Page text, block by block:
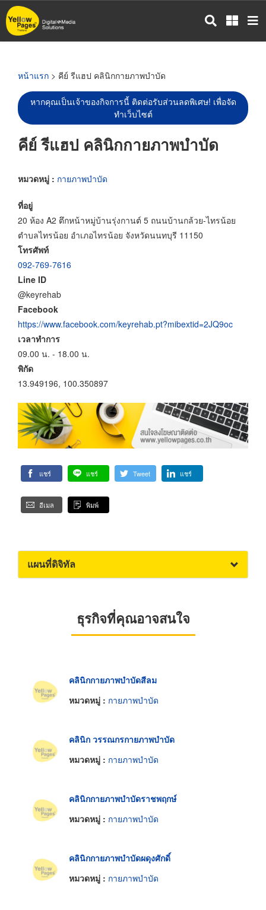
ข้าม
ไป
หน้าแรก > คีย์ รีแฮป คลินิกกายภาพบำบัด
หากคุณเป็นเจ้าของกิจการนี้ ติดต่อรับส่วนลดพิเศษ! เพื่อจัด
ทำเว็บไซต์
คีย์ รีแฮป คลินิกกายภาพบำบัด
หมวดหมู่ : กายภาพบำบัด
ที่อยู่
20 ห้อง A2 ตึกหน้าหมู่บ้านรุ่งกานต์ 5 ถนนบ้านกล้วย-ไทรน้อย
ตำบลไทรน้อย อำเภอไทรน้อย จังหวัดนนทบุรี 11150
โทรศัพท์
092-769-7616
Line ID
@keyrehab
Facebook
https://www.facebook.com/keyrehab.pt?mibextid=2JQ9oc
เวลาทำการ
09.00 น. - 18.00 น.
พิกัด
13.949196, 100.350897
แชร์ แชร์ Tweet แชร์
อีเมล พิมพ์
แผนที่ดิจิทัล
ธุรกิจที่คุณอาจสนใจ
คลินิกกายภาพบำบัดสีลม
หมวดหมู่ : กายภาพบำบัด
คลินิก​ วรรณกรกายภาพบำบัด
หมวดหมู่ : กายภาพบำบัด
คลินิกกายภาพบำบัดราชพฤกษ์
หมวดหมู่ : กายภาพบำบัด
คลินิกกายภาพบำบัดผดุงศักดิ์
หมวดหมู่ : กายภาพบำบัด